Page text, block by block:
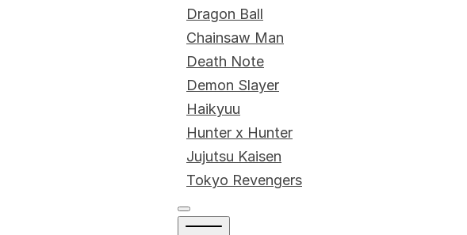
Dragon Ball
Chainsaw Man
Death Note
Demon Slayer
Haikyuu
Hunter x Hunter
Jujutsu Kaisen
Tokyo Revengers